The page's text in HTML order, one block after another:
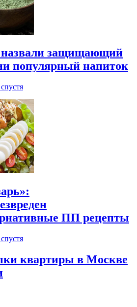
назвали защищающий
популярный напиток
ПП рецепты
квартиры в Москве